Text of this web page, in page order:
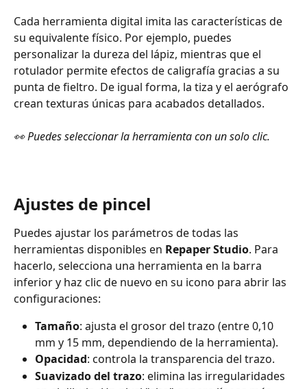
Cada herramienta digital imita las características de
su equivalente físico. Por ejemplo, puedes
personalizar la dureza del lápiz, mientras que el
rotulador permite efectos de caligrafía gracias a su
punta de fieltro. De igual forma, la tiza y el aerógrafo
crean texturas únicas para acabados detallados.
👀 Puedes seleccionar la herramienta con un solo clic.
Ajustes de pincel
Puedes ajustar los parámetros de todas las
herramientas disponibles en Repaper Studio. Para
hacerlo, selecciona una herramienta en la barra
inferior y haz clic de nuevo en su icono para abrir las
configuraciones:
Tamaño: ajusta el grosor del trazo (entre 0,10
mm y 15 mm, dependiendo de la herramienta).
Opacidad: controla la transparencia del trazo.
Suavizado del trazo: elimina las irregularidades